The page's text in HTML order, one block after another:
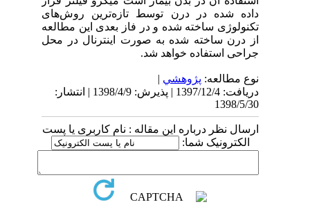
داده شده در درن توسط تازه‌ترین روش‌های
تکنولوژی ساخته‌ شده‌ و در فاز بعدی این مطالعه
از درن ساخته شده به‏ صورت اینترنال در محل
جراحی استفاده خواهد شد.
نوع مطالعه:پژوهشي|
دریافت: 1397/12/4 | پذیرش: 1398/4/9 | انتشار:
1398/5/30
ارسال نظر درباره این مقاله : نام کاربری یا پست
الکترونیک شما: